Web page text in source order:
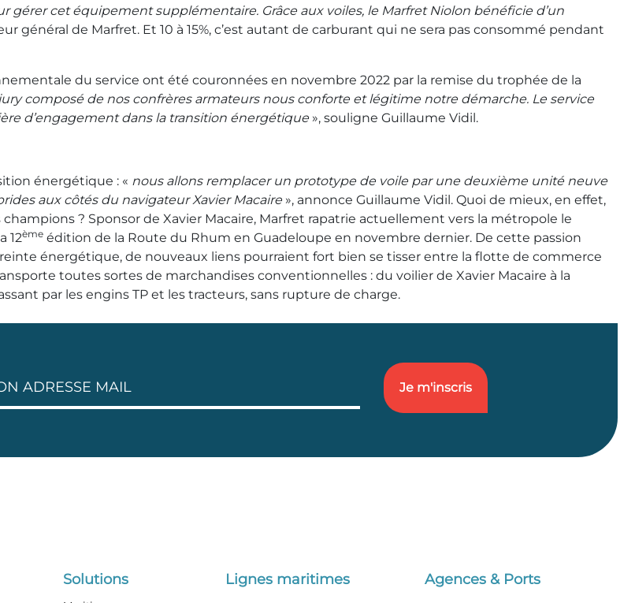
gérer cet équipement supplémentaire. Grâce aux voiles, le Marfret Niolon bénéficie d’un
général de Marfret. Et 10 à 15%, c’est autant de carburant qui ne sera pas consommé pendant
du service ont été couronnées en novembre 2022 par la remise du trophée de la
composé de nos confrères armateurs nous conforte et légitime notre démarche. Le service
d’engagement dans la transition énergétique», souligne Guillaume Vidil.
énergétique : « nous allons remplacer un prototype de voile par une deuxième unité neuve
aux côtés du navigateur Xavier Macaire », annonce Guillaume Vidil. Quoi de mieux, en effet,
? Sponsor de Xavier Macaire, Marfret rapatrie actuellement vers la métropole le
12ème édition de la Route du Rhum en Guadeloupe en novembre dernier. De cette passion
énergétique, de nouveaux liens pourraient fort bien se tisser entre la flotte de commerce
toutes sortes de marchandises conventionnelles : du voilier de Xavier Macaire à la
par les engins TP et les tracteurs, sans rupture de charge.
Solutions Lignes maritimes Agences & Ports